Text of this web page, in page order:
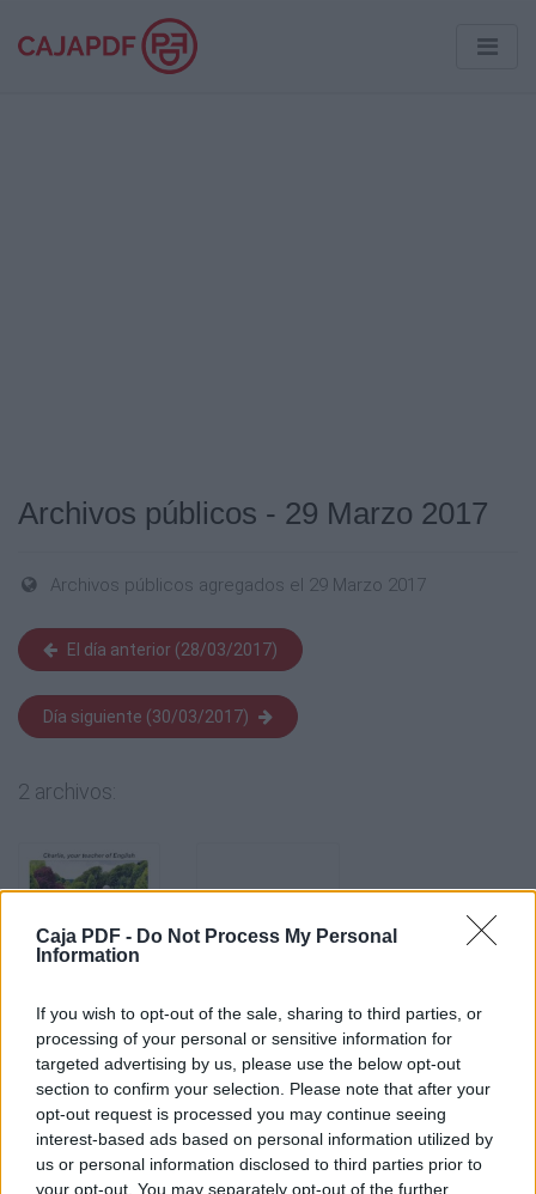
Caja PDF - Do Not Process My Personal
Information
If you wish to opt-out of the sale, sharing to third parties, or
processing of your personal or sensitive information for
targeted advertising by us, please use the below opt-out
section to confirm your selection. Please note that after your
opt-out request is processed you may continue seeing
interest-based ads based on personal information utilized by
us or personal information disclosed to third parties prior to
your opt-out. You may separately opt-out of the further
Archivos públicos - 29 Marzo 2017
Archivos públicos agregados el 29 Marzo 2017
El día anterior (28/03/2017)
Día siguiente (30/03/2017)
2 archivos:
English classes on the telephone Charlie your teacher of
English174 KB, 2 páginas
SOTERRAMIENTO MURCIA894 KB, 7 páginas